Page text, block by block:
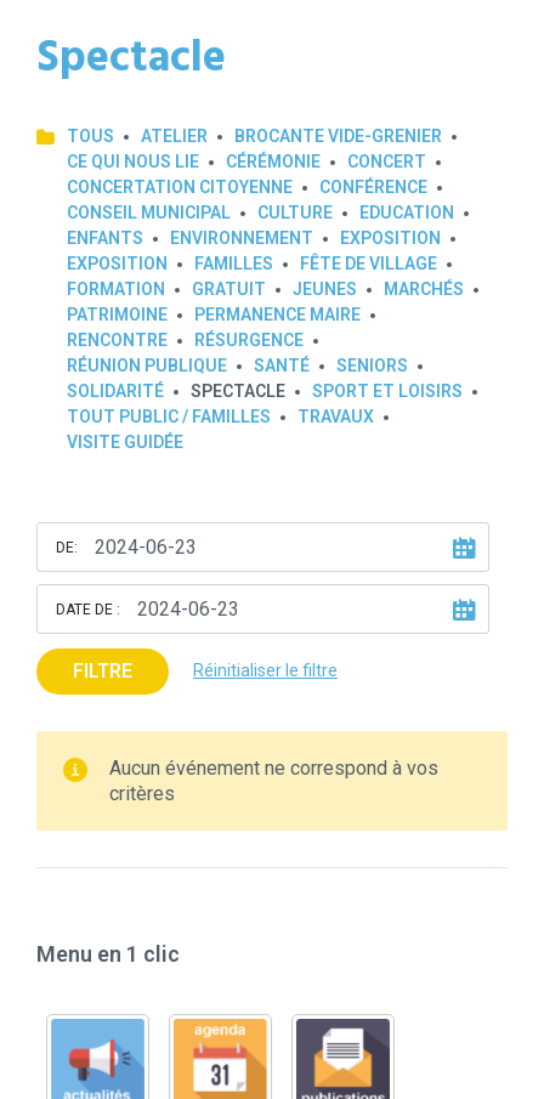
Spectacle
TOUS ATELIER
BROCANTE VIDE-GRENIER
CE QUI NOUS LIE
CÉRÉMONIE
CONCERT
CONCERTATION CITOYENNE
CONFÉRENCE
CONSEIL MUNICIPAL
CULTURE
EDUCATION
ENFANTS
ENVIRONNEMENT
EXPOSITION
EXPOSITION
FAMILLES
FÊTE DE VILLAGE
FORMATION
GRATUIT JEUNES
MARCHÉS
PATRIMOINE
PERMANENCE MAIRE
RENCONTRE
RÉSURGENCE
RÉUNION PUBLIQUE
SANTÉ
SENIORS
SOLIDARITÉ
SPECTACLE
SPORT ET LOISIRS
TOUT PUBLIC / FAMILLES
TRAVAUX
VISITE GUIDÉE
DE:
DATE DE :
FILTRE Réinitialiser le filtre
Aucun événement ne correspond à vos
critères
Menu en 1 clic